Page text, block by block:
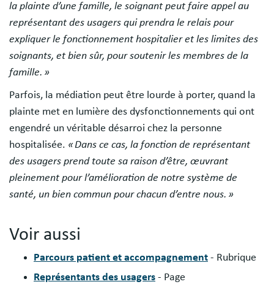
la plainte d’une famille, le soignant peut faire appel au
représentant des usagers qui prendra le relais pour
expliquer le fonctionnement hospitalier et les limites des
soignants, et bien sûr, pour soutenir les membres de la
famille. »
Parfois, la médiation peut être lourde à porter, quand la
plainte met en lumière des dysfonctionnements qui ont
engendré un véritable désarroi chez la personne
hospitalisée. « Dans ce cas, la fonction de représentant
des usagers prend toute sa raison d’être, œuvrant
pleinement pour l’amélioration de notre système de
santé, un bien commun pour chacun d’entre nous. »
Voir aussi
Parcours patient et accompagnement - Rubrique
Représentants des usagers - Page